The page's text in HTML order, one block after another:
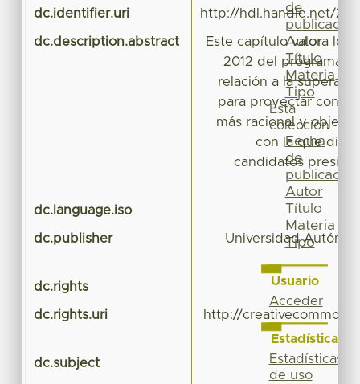
dc.identifier.uri http://hdl.handle.net/
dc.description.abstract
Este capítulo valora los
2012 del programa
relación a la
para proyectar con
más racional y
con la que
candidatos
dc.language.iso
dc.publisher Universidad
dc.rights
dc.rights.uri http://
dc.subject
de
publicación
Autor
Título
Materia
Tipo
Esta
colección
Fecha
de
publicación
Autor
Título
Materia
Tipo
Usuario
Acceder
Estadísticas
Estadísticas
de uso